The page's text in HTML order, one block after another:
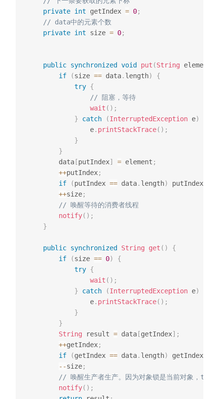
private int getIndex = 0;
// data中的元素个数
private int size = 0;
public synchronized void put (String element
if
(size == data. length)
{
try {
// 阻塞，等待
wait ( ) ;
}
catch (InterruptedException e)
                e
. printStackTrace( ) ;
}
}
        data
[putIndex] = element ;
++putIndex;
if
(putIndex == data. length) putIndex
++size;
// 唤醒等待的消费者线程
notify( ) ;
}
public synchronized String get ( )
{
if
(size == 0)
{
try {
wait ( ) ;
}
catch (InterruptedException e)
                e
. printStackTrace( ) ;
}
}
String result = data[getIndex] ;
++getIndex;
if
(getIndex == data. length) getIndex
--size;
// 唤醒生产者生产。因为对象锁是当前对象，this
notify( ) ;